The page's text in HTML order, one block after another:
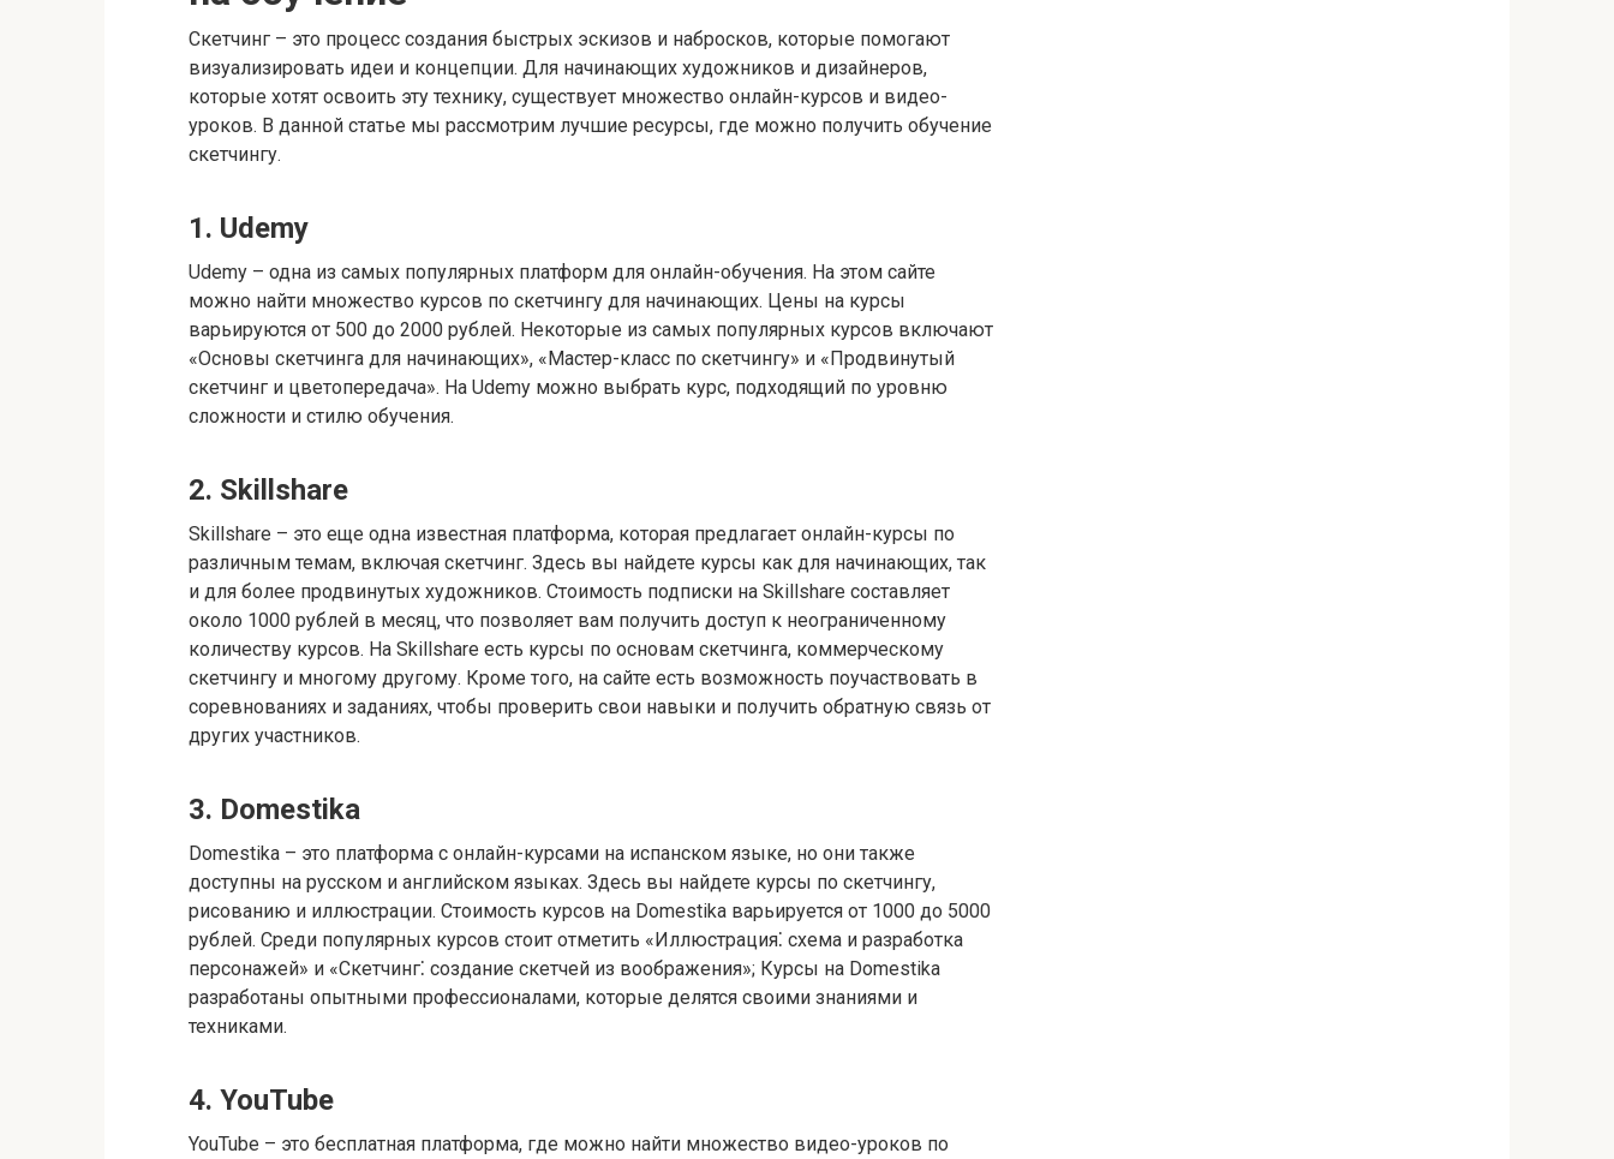
Скетчинг – это процесс создания быстрых эскизов и набросков, которые помогают
визуализировать идеи и концепции.​ Для начинающих художников и дизайнеров,
которые хотят освоить эту технику, существует множество онлайн-курсов и видео-
уроков.​ В данной статье мы рассмотрим лучшие ресурсы, где можно получить обучение
скетчингу.​
1.​ Udemy
Udemy – одна из самых популярных платформ для онлайн-обучения.​ На этом сайте
можно найти множество курсов по скетчингу для начинающих.​ Цены на курсы
варьируются от 500 до 2000 рублей.​ Некоторые из самых популярных курсов включают
«Основы скетчинга для начинающих», «Мастер-класс по скетчингу» и «Продвинутый
скетчинг и цветопередача».​ На Udemy можно выбрать курс, подходящий по уровню
сложности и стилю обучения.​
2.​ Skillshare
Skillshare – это еще одна известная платформа, которая предлагает онлайн-курсы по
различным темам, включая скетчинг.​ Здесь вы найдете курсы как для начинающих, так
и для более продвинутых художников.​ Стоимость подписки на Skillshare составляет
около 1000 рублей в месяц, что позволяет вам получить доступ к неограниченному
количеству курсов.​ На Skillshare есть курсы по основам скетчинга, коммерческому
скетчингу и многому другому. Кроме того, на сайте есть возможность поучаствовать в
соревнованиях и заданиях, чтобы проверить свои навыки и получить обратную связь от
других участников.​
3.​ Domestika
Domestika – это платформа с онлайн-курсами на испанском языке, но они также
доступны на русском и английском языках.​ Здесь вы найдете курсы по скетчингу,
рисованию и иллюстрации.​ Стоимость курсов на Domestika варьируется от 1000 до 5000
рублей.​ Среди популярных курсов стоит отметить «Иллюстрация⁚ схема и разработка
персонажей» и «Скетчинг⁚ создание скетчей из воображения»; Курсы на Domestika
разработаны опытными профессионалами, которые делятся своими знаниями и
техниками.​
4.​ YouTube
YouTube – это бесплатная платформа, где можно найти множество видео-уроков по